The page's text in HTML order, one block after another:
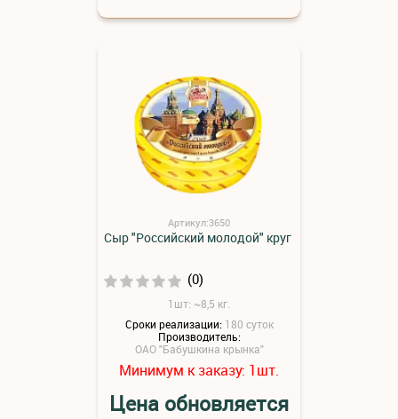
Артикул:3650
Сыр "Российский молодой" круг
(0)
1шт: ~8,5 кг.
Сроки реализации: 180 суток
Производитель:
ОАО "Бабушкина крынка"
Минимум к заказу: 1шт.
Цена обновляется